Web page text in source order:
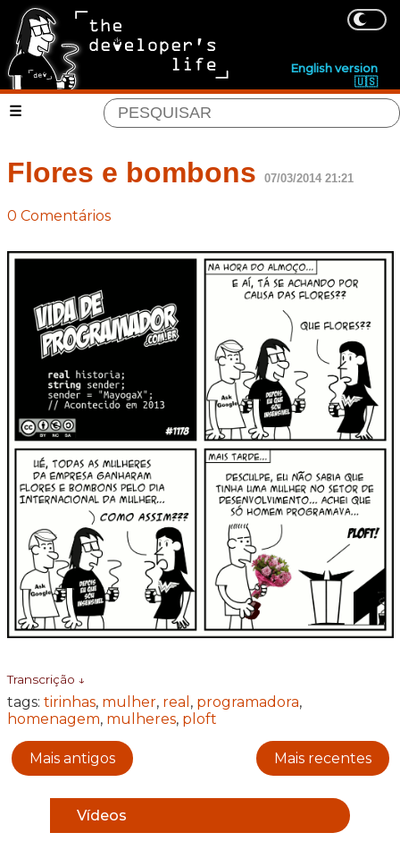
English version
🇺🇸
Flores e bombons 07/03/2014 21:21
0 Comentários
Transcrição ↓
tags: tirinhas, mulher, real , programadora,
homenagem, mulheres, ploft
Mais antigos Mais recentes
Vídeos